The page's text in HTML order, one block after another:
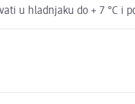
u hladnjaku do + 7 °C i